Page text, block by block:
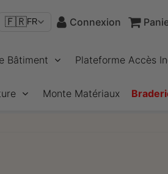
🇫🇷FR Connexion
Bâtiment Plateforme Accès
Monte Matériaux